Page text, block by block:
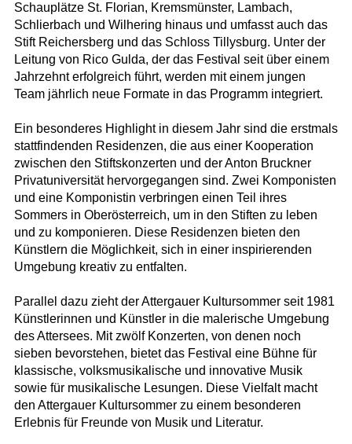
Schauplätze St. Florian, Kremsmünster, Lambach,
Schlierbach und Wilhering hinaus und umfasst auch das
Stift Reichersberg und das Schloss Tillysburg. Unter der
Leitung von Rico Gulda, der das Festival seit über einem
Jahrzehnt erfolgreich führt, werden mit einem jungen
Team jährlich neue Formate in das Programm integriert.
Ein besonderes Highlight in diesem Jahr sind die erstmals
stattfindenden Residenzen, die aus einer Kooperation
zwischen den Stiftskonzerten und der Anton Bruckner
Privatuniversität hervorgegangen sind. Zwei Komponisten
und eine Komponistin verbringen einen Teil ihres
Sommers in Oberösterreich, um in den Stiften zu leben
und zu komponieren. Diese Residenzen bieten den
Künstlern die Möglichkeit, sich in einer inspirierenden
Umgebung kreativ zu entfalten.
Parallel dazu zieht der Attergauer Kultursommer seit 1981
Künstlerinnen und Künstler in die malerische Umgebung
des Attersees. Mit zwölf Konzerten, von denen noch
sieben bevorstehen, bietet das Festival eine Bühne für
klassische, volksmusikalische und innovative Musik
sowie für musikalische Lesungen. Diese Vielfalt macht
den Attergauer Kultursommer zu einem besonderen
Erlebnis für Freunde von Musik und Literatur.